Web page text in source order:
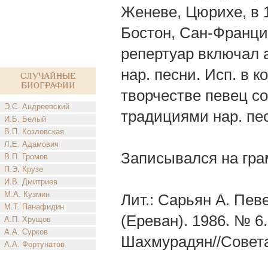
Случайные
биографии
Э.С. Андреевский
И.Б. Белый
В.П. Козловская
Л.Е. Адамович
В.П. Громов
П.Э. Крузе
И.В. Дмитриев
М.А. Кузмин
М.Т. Панафидин
А.П. Хрущов
А.А. Сурков
А.А. Фортунатов
Женеве, Цюрихе, в
Бостон, Сан-
репертуар
нар. песни. Исп. в
творчестве певец
традициями нар.
Записывался на
Лит.: Сарьян А.
(Ереван). 1986. №
Шахмурадян//